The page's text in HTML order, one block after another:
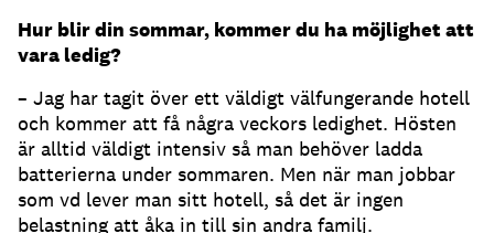
Hur blir din sommar, kommer du ha möjlighet att
vara ledig?
– Jag har tagit över ett väldigt välfungerande hotell
och kommer att få några veckors ledighet. Hösten
är alltid väldigt intensiv så man behöver ladda
batterierna under sommaren. Men när man jobbar
som vd lever man sitt hotell, så det är ingen
belastning att åka in till sin andra familj.